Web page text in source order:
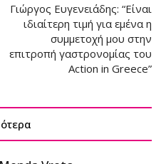
Γιώργος Ευγενειάδης: “Είναι
ιδιαίτερη τιμή για εμένα η
συμμετοχή μου στην
επιτροπή γαστρονομίας του
Action in Greece”